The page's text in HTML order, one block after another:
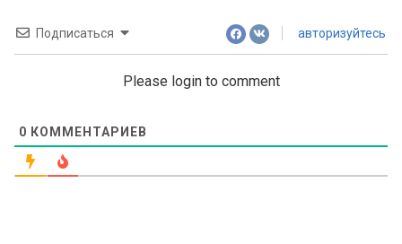
Подписаться авторизуйтесь
Please login to comment
0 КОММЕНТАРИЕВ